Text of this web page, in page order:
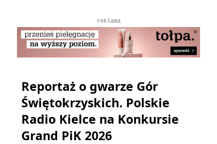
reklama
Reportaż o gwarze Gór
Świętokrzyskich. Polskie
Radio Kielce na Konkursie
Grand PiK 2026